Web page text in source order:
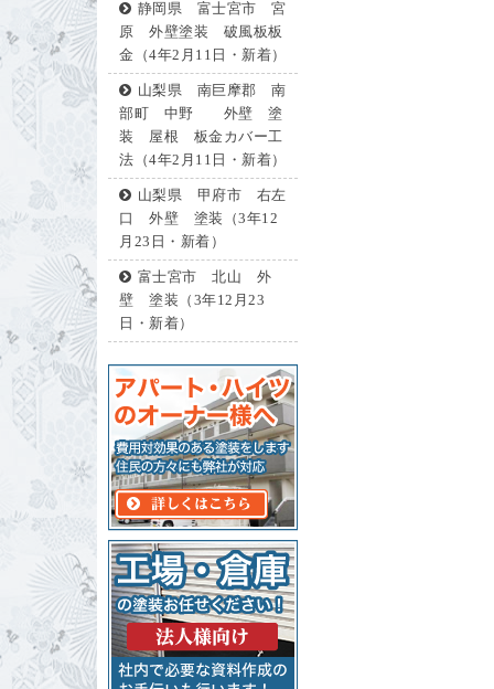
静岡県 富士宮市 宮
原 外壁塗装 破風板板
金（4年2月11日・新着）
山梨県 南巨摩郡 南
部町 中野 外壁 塗
装 屋根 板金カバー工
法（4年2月11日・新着）
山梨県 甲府市 右左
口 外壁 塗装（3年12
月23日・新着）
富士宮市 北山 外
壁 塗装（3年12月23
日・新着）